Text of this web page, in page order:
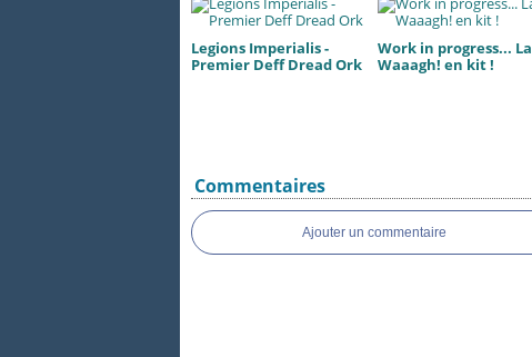
Legions Imperialis -
Premier Deff Dread Ork
Work in progress... La
Waaagh! en kit !
Commentaires
Ajouter un commentaire